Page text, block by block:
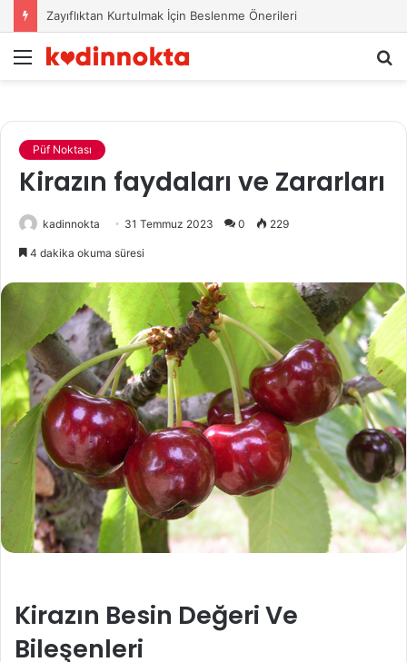
Zayıflıktan Kurtulmak İçin Beslenme Önerileri
Menü
Püf Noktası
Kirazın faydaları ve Zararları
kadinnokta 31 Temmuz 2023 0 229
4 dakika okuma süresi
Kirazın Besin Değeri Ve
Bileşenleri